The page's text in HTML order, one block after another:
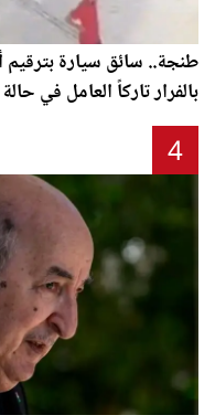
طنجة.. سائق سيارة بترقيم
بالفرار تاركاً العامل في
4